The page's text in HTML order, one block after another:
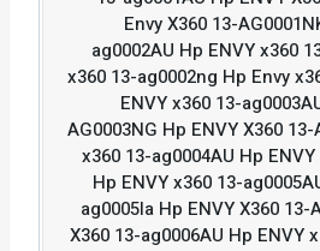
Envy X360 13-
ag0002AU Hp ENVY x360
x360 13-ag0002ng Hp Envy
ENVY x360 13-
AG0003NG Hp ENVY X360
x360 13-ag0004AU Hp
Hp ENVY x360 13-
ag0005la Hp ENVY X360 13-
X360 13-ag0006AU Hp ENVY